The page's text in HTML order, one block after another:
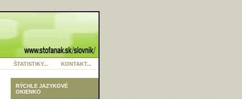
ŠTATISTIKY... KONTAKT...
RÝCHLE JAZYKOVÉ
OKIENKO